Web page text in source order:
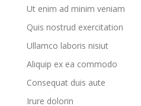
Ut enim ad minim veniam
Quis nostrud exercitation
Ullamco laboris nisiut
Aliquip ex ea commodo
Consequat duis aute
Irure dolorin